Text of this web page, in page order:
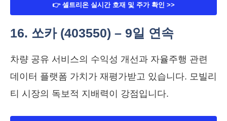
👉 셀트리온 실시간 호재 및 주가 확인 >>
16. 쏘카 (403550) – 9일 연속
차량 공유 서비스의 수익성 개선과 자율주행 관련
데이터 플랫폼 가치가 재평가받고 있습니다. 모빌리
티 시장의 독보적 지배력이 강점입니다.